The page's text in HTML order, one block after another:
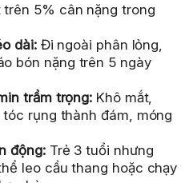
5% cân nặng trong
dài:Đi ngoài phân lỏng,
bón nặng trên 5 ngày
trầm trọng: Khô mắt,
rụng thành đám, móng
động:Trẻ 3 tuổi nhưng
leo cầu thang hoặc chạy